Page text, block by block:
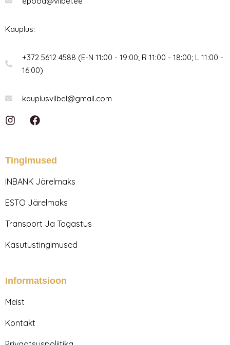
Kauplus:
+372 5612 4588 (E-N 11:00 - 19:00; R 11:00 - 18:00; L 11:00 -
16:00)
kauplusvilbel@gmail.com
I
a
r
m
F
a
b
o
Tingimused
INBANK Järelmaks
ESTO Järelmaks
Transport Ja Tagastus
Kasutustingimused
Informatsioon
Meist
Kontakt